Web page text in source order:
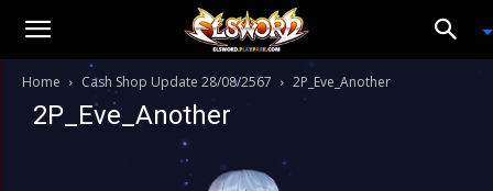
Home Cash Shop Update 28/08/2567 2P_Eve_Another
2P_Eve_Another